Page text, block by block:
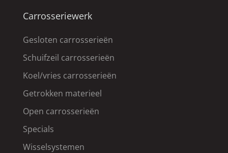
Carrosseriewerk
Gesloten carrosserieën
Schuifzeil carrosserieën
Koel/vries carrosserieën
Getrokken materieel
Open carrosserieën
Specials
Wisselsystemen